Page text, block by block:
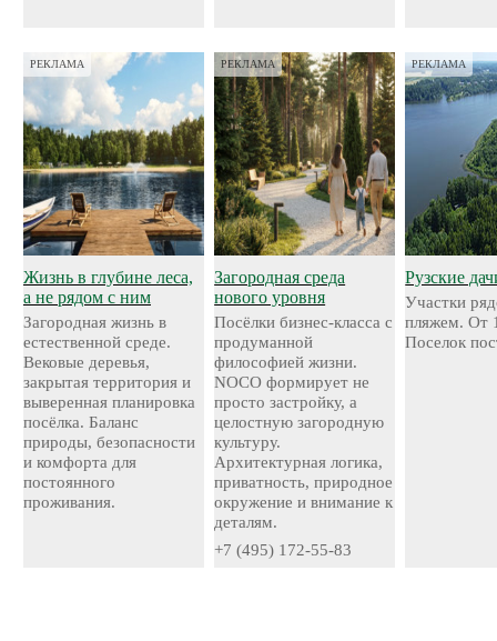
РЕКЛАМА
Жизнь в глубине леса,
а не рядом с ним
Загородная жизнь в
естественной среде.
Вековые деревья,
закрытая территория и
выверенная планировка
посёлка. Баланс
природы, безопасности
и комфорта для
постоянного
проживания.
РЕКЛАМА
Загородная среда
нового уровня
Посёлки бизнес-класса с
продуманной
философией жизни.
NOCO формирует не
просто застройку, а
целостную загородную
культуру.
Архитектурная логика,
приватность, природное
окружение и внимание к
деталям.
+7 (495) 172-55-83
РЕКЛАМА
Рузские
Участки
пляжем. От
Поселок